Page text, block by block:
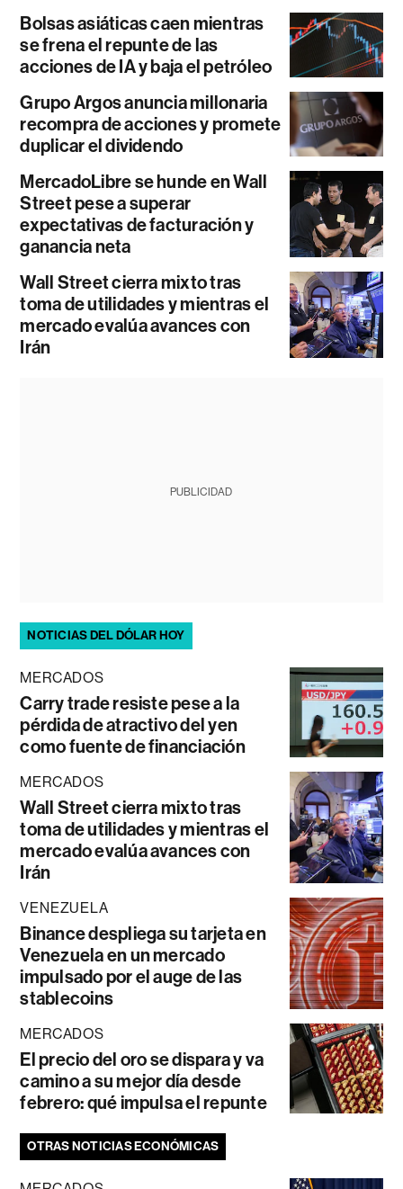
Bolsas asiáticas caen mientras
se frena el repunte de las
acciones de IA y baja el petróleo
Grupo Argos anuncia millonaria
recompra de acciones y promete
duplicar el dividendo
MercadoLibre se hunde en Wall
Street pese a superar
expectativas de facturación y
ganancia neta
Wall Street cierra mixto tras
toma de utilidades y mientras el
mercado evalúa avances con
Irán
PUBLICIDAD
NOTICIAS DEL DÓLAR HOY
MERCADOS
Carry trade resiste pese a la
pérdida de atractivo del yen
como fuente de financiación
MERCADOS
Wall Street cierra mixto tras
toma de utilidades y mientras el
mercado evalúa avances con
Irán
VENEZUELA
Binance despliega su tarjeta en
Venezuela en un mercado
impulsado por el auge de las
stablecoins
MERCADOS
El precio del oro se dispara y va
camino a su mejor día desde
febrero: qué impulsa el repunte
OTRAS NOTICIAS ECONÓMICAS